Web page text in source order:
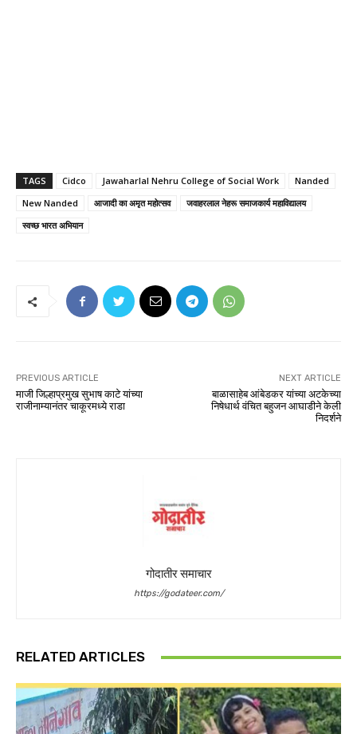
TAGS Cidco Jawaharlal Nehru College of Social Work
Nanded
New Nanded
आजादी का अमृत महोत्सव
जवाहरलाल नेहरू समाजकार्य महाविद्यालय
स्वच्छ भारत अभियान
PREVIOUS ARTICLE
माजी जिल्हाप्रमुख सुभाष काटे यांच्या
राजीनाम्यानंतर चाकूरमध्ये राडा
NEXT ARTICLE
बाळासाहेब आंबेडकर यांच्या अटकेच्या
निषेधार्थ वंचित बहुजन आघाडीने केली
निदर्शने
गोदातीर समाचार
https://godateer.com/
RELATED ARTICLES